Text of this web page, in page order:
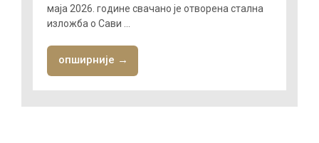
маја 2026. године свачано је отворена стална
изложба о Сави ...
опширније →